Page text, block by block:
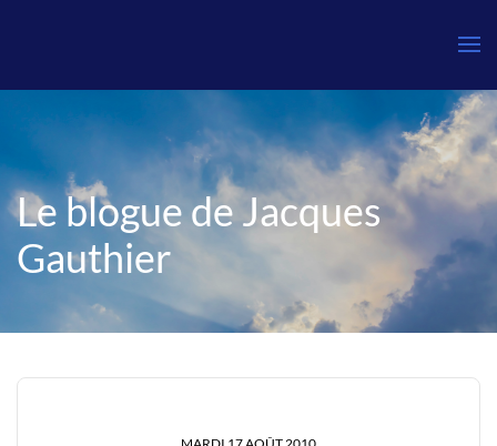
Le blogue de Jacques
Gauthier